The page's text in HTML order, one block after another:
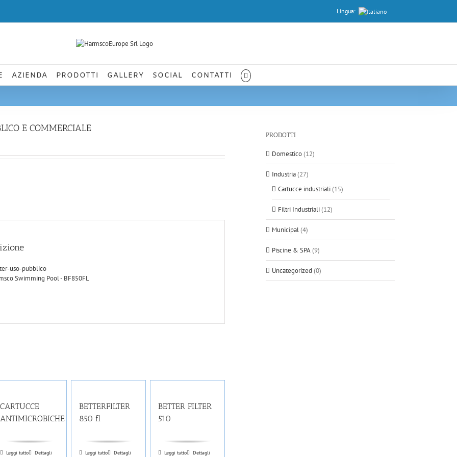
Lingua:
AZIENDA PRODOTTI GALLERY SOCIAL CONTATTI
E COMMERCIALE
uso-pubblico
Swimming Pool - BF850FL
CARTUCCE
ANTIMICROBICHE
Leggi tutto Dettagli
BETTERFILTER
850 fl
Leggi tutto Dettagli
BETTER FILTER
510
Leggi tutto Dettagli
PRODOTTI
Domestico(12)
Industria(27)
Cartucce industriali(15)
Filtri Industriali(12)
Municipal(4)
Piscine & SPA(9)
Uncategorized (0)